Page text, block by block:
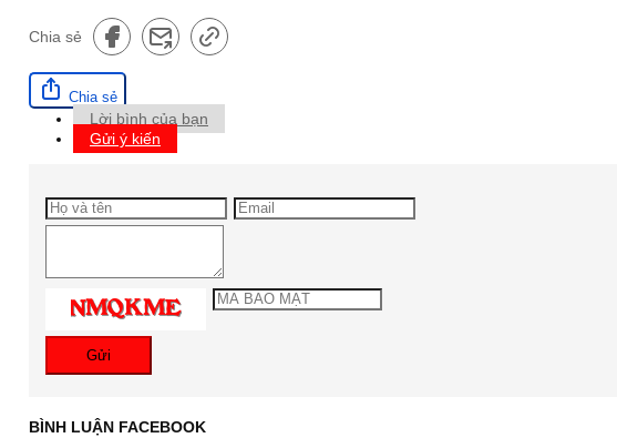
Chia sẻ
Chia sẻ
Lời bình của bạn
Gửi ý kiến
Gửi
BÌNH LUẬN FACEBOOK